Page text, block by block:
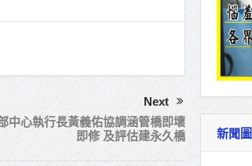
Next
中心執行長黃義佑協調涵管橋即壞
即修 及評估建永久橋
新聞